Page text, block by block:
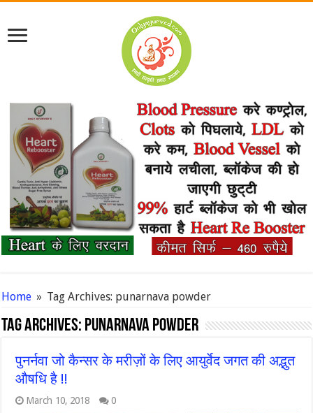
Home » Tag Archives: punarnava powder
Tag Archives: punarnava powder
पुनर्नवा जो कैन्सर के मरीज़ों के लिए आयुर्वेद जगत की अद्भुत
औषधि है !!
March 10, 2018 0